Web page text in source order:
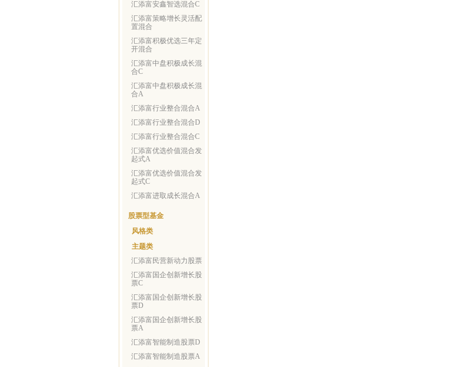
汇添富安鑫智选混合C
汇添富策略增长灵活配
置混合
汇添富积极优选三年定
开混合
汇添富中盘积极成长混
合C
汇添富中盘积极成长混
合A
汇添富行业整合混合A
汇添富行业整合混合D
汇添富行业整合混合C
汇添富优选价值混合发
起式A
汇添富优选价值混合发
起式C
汇添富进取成长混合A
股票型基金
风格类
主题类
汇添富民营新动力股票
汇添富国企创新增长股
票C
汇添富国企创新增长股
票D
汇添富国企创新增长股
票A
汇添富智能制造股票D
汇添富智能制造股票A